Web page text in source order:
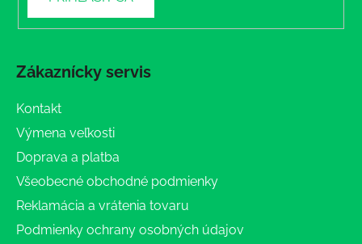
Zákaznícky servis
Kontakt
Výmena veľkosti
Doprava a platba
Všeobecné obchodné podmienky
Reklamácia a vrátenia tovaru
Podmienky ochrany osobných údajov